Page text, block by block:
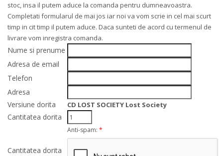
stoc, insa il putem aduce la comanda pentru dumneavoastra.
Completati formularul de mai jos iar noi va vom scrie in cel mai scurt
timp in cit timp il putem aduce. Daca sunteti de acord cu termenul de
livrare vom inregistra comanda.
Nume si prenume
Adresa de email
Telefon
Adresa
Versiune dorita
CD LOST SOCIETY Lost Society
Cantitatea dorita
Cantitatea dorita
Anti-spam: *